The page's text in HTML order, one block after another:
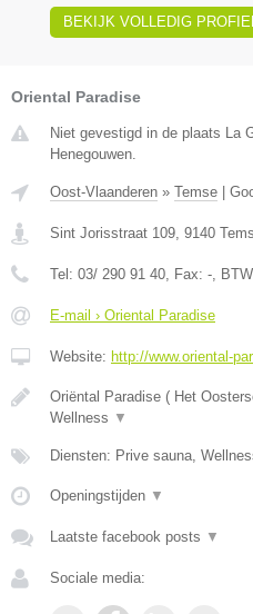
BEKIJK VOLLEDIG PROFIEL
Oriental Paradise
Niet gevestigd in de plaats La
Henegouwen.
Oost-Vlaanderen » Temse |
Sint Jorisstraat 109 9140
Tel: 03/ 290 91 40 , Fax: - ,
E-mail › Oriental Paradise
Website: http://www.oriental-
Oriëntal Paradise ( Het
Wellness ▼
Diensten: Prive sauna,
Openingstijden ▼
Laatste facebook posts ▼
Sociale media: